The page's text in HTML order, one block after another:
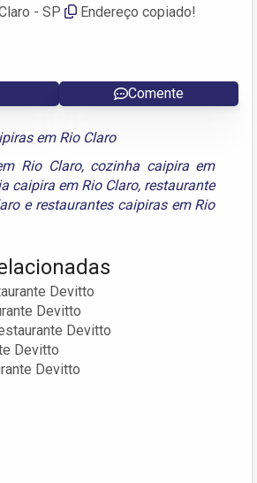
- SP
Endereço copiado!
Comente
em Rio Claro
Rio Claro, cozinha caipira em
caipira em Rio Claro, restaurante
e restaurantes caipiras em Rio
Devitto
Devitto
Devitto
Devitto
Devitto